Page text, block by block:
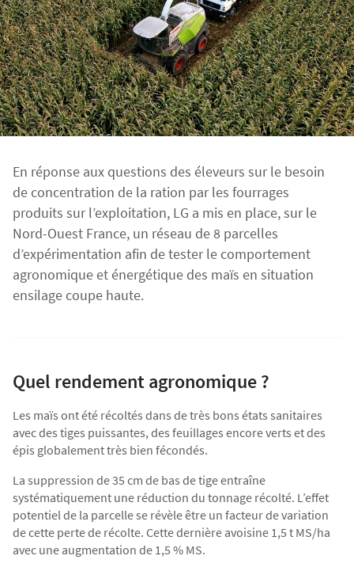
En réponse aux questions des éleveurs sur le besoin
de concentration de la ration par les fourrages
produits sur l’exploitation, LG a mis en place, sur le
Nord-Ouest France, un réseau de 8 parcelles
d’expérimentation afin de tester le comportement
agronomique et énergétique des maïs en situation
ensilage coupe haute.
Quel rendement agronomique ?
Les maïs ont été récoltés dans de très bons états sanitaires
avec des tiges puissantes, des feuillages encore verts et des
épis globalement très bien fécondés.
La suppression de 35 cm de bas de tige entraîne
systématiquement une réduction du tonnage récolté. L’effet
potentiel de la parcelle se révèle être un facteur de variation
de cette perte de récolte. Cette dernière avoisine 1,5 t MS/ha
avec une augmentation de 1,5 % MS.
Fourragères
Luzerne
Plantain fourrager
Ray-grass anglais
Protéagineux
Semences Bio
Fourragères Bio
Tournesol
Blé
Orge
Triticale
Protéagineux
Résultats d’essais Orge
Résultats d'essais Triticale
Résultats d'essais Protéagineux
Colza
Blé
Orge
Maïs ensilage